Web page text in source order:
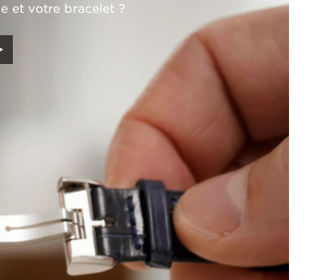
et votre bracelet ?